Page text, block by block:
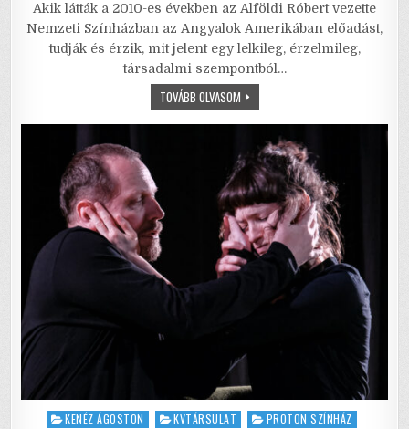
c
e
b
k
it
te
r
ai
l
ai
l
at
s
A
p
ar
e
Akik látták a 2010-es években az Alföldi Róbert vezette
Nemzeti Színházban az Angyalok Amerikában előadást,
tudják és érzik, mit jelent egy lelkileg, érzelmileg,
társadalmi szempontból…
TOVÁBB OLVASOMANGYALOK
AMERIKÁBAN
–
TUDAT
KÜSZÖBÉN
Posted
KENÉZ ÁGOSTON KVTÁRSULAT
PROTON SZÍNHÁZ